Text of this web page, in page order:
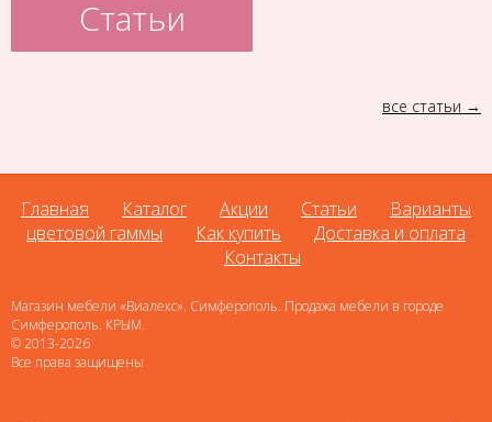
Статьи
все статьи
Главная Каталог Акции Статьи
Варианты
цветовой гаммы
Как купить
Доставка и оплата
Контакты
Магазин мебели «Виалекс». Симферополь. Продажа мебели в городе
Симферополь. КРЫМ.
© 2013-2026
Все права защищены